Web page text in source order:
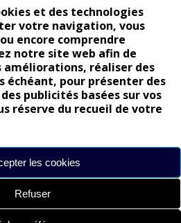
et des technologies
votre navigation, vous
encore comprendre
notre site web afin de
améliorations, réaliser des
échéant, pour présenter des
publicités basées sur vos
réserve du recueil de votre
les cookies
Refuser
: Yes of Corsa !
parAlexandre Hamed